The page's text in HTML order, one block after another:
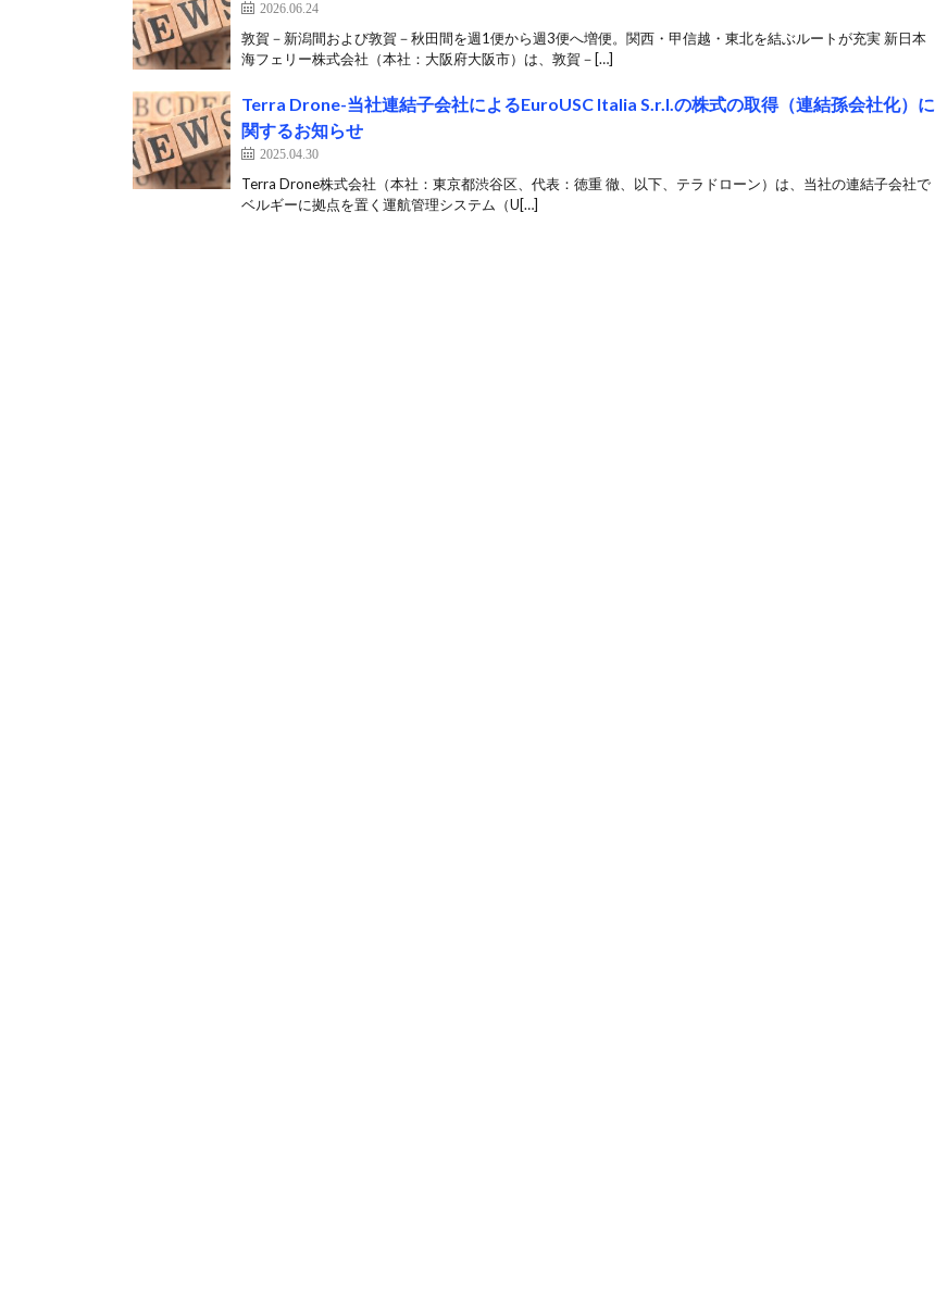
2026.06.24
敦賀－新潟間および敦賀－秋田間を週1便から週3便へ増便。関西・甲信越・東北を結ぶルートが充実 新日本
海フェリー株式会社（本社：大阪府大阪市）は、敦賀－[…]
Terra Drone-当社連結子会社によるEuroUSC Italia S.r.l.の株式の取得（連結孫会社化）に
関するお知らせ
2025.04.30
Terra Drone株式会社（本社：東京都渋谷区、代表：徳重 徹、以下、テラドローン）は、当社の連結子会社で
ベルギーに拠点を置く運航管理システム（U[…]